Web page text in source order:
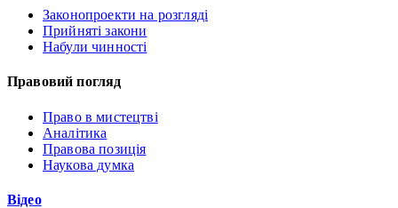
Законопроекти на розгляді
Прийняті закони
Набули чинності
Правовий погляд
Право в мистецтві
Аналітика
Правова позиція
Наукова думка
Відео